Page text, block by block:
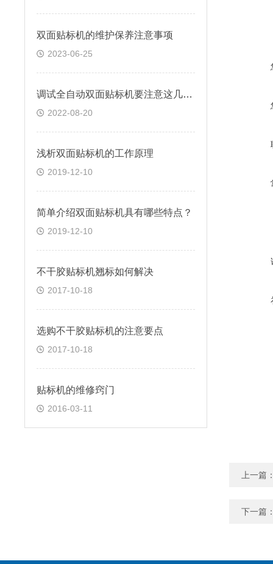
上一篇
下一篇
双面贴标机的维护保养注意事项
2023-06-25
调试全自动双面贴标机要注意这几个方面
2022-08-20
浅析双面贴标机的工作原理
2019-12-10
简单介绍双面贴标机具有哪些特点？
2019-12-10
不干胶贴标机翘标如何解决
2017-10-18
选购不干胶贴标机的注意要点
2017-10-18
贴标机的维修窍门
2016-03-11